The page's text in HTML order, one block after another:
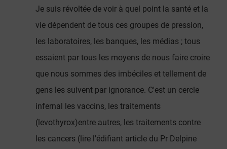
Je suis révoltée de voir à quel point la santé et la
vie dépendent de tous ces groupes de pression,
les laboratoires, les banques, les médias ; tous
essaient par tous les moyens de nous faire croire
que nous sommes des imbéciles et tellement de
gens les suivent par ignorance. C'est un cercle
infernal les vaccins, les traitements
(levothyrox)entre autres, les traitements contre
les cancers (lire l'édifiant article du Pr Delpine